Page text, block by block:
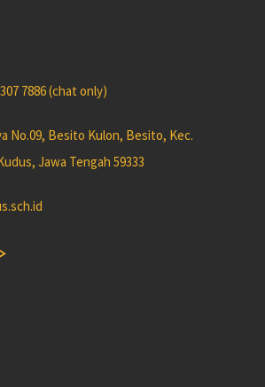
7886 (chat only)
No.09, Besito Kulon, Besito, Kec.
Jawa Tengah 59333